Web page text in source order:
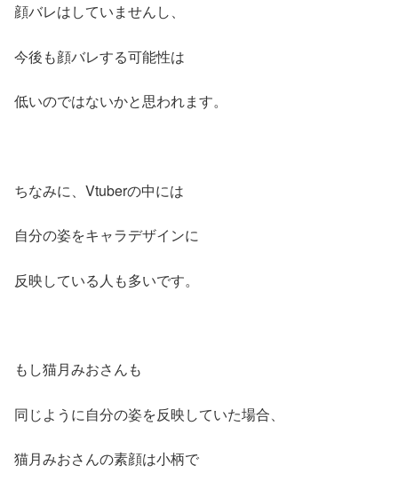
顔バレはしていませんし、
今後も顔バレする可能性は
低いのではないかと思われます。
ちなみに、Vtuberの中には
自分の姿をキャラデザインに
反映している人も多いです。
もし猫月みおさんも
同じように自分の姿を反映していた場合、
猫月みおさんの素顔は小柄で